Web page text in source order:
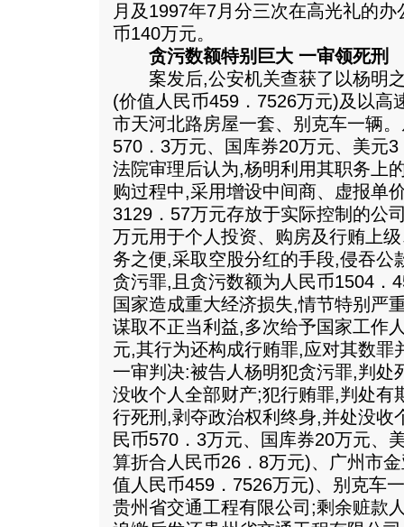
月及1997年7月分三次在高光礼的
币140万元。
贪污数额特别巨大 一审领死刑
案发后,公安机关查获了以杨明之
(价值人民币459．7526万元)及以高
市天河北路房屋一套、别克车一辆
570．3万元、国库券20万元、美元
法院审理后认为,杨明利用其职务上
购过程中,采用增设中间商、虚报单
3129．57万元存放于实际控制的公
万元用于个人投资、购房及行贿上
务之便,采取空股分红的手段,侵吞公
贪污罪,且贪污数额为人民币1504．
国家造成重大经济损失,情节特别严
谋取不正当利益,多次给予国家工作
元,其行为还构成行贿罪,应对其数罪
一审判决:被告人杨明犯贪污罪,判处
没收个人全部财产;犯行贿罪,判处有
行死刑,剥夺政治权利终身,并处没收
民币570．3万元、国库券20万元、
算折合人民币26．8万元)、广州市
值人民币459．7526万元)、别克车
贵州省交通工程有限公司;剩余赃款